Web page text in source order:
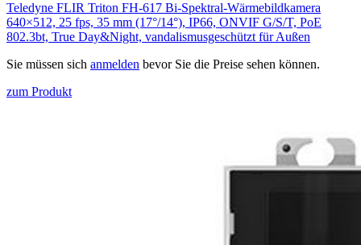
Teledyne FLIR Triton FH-617 Bi-Spektral-Wärmebildkamera
640×512, 25 fps, 35 mm (17°/14°), IP66, ONVIF G/S/T, PoE
802.3bt, True Day&Night, vandalismusgeschützt für Außen
Sie müssen sich anmelden bevor Sie die Preise sehen können.
zum Produkt